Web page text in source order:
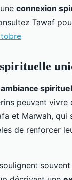
connexion
Tawaf
ambiance
peuvent
et Marwah,
de renforcer